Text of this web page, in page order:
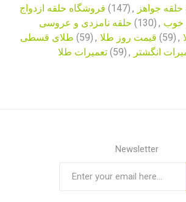
فروشگاه حلقه ازدواج (147) , جواهز
حلقه نامزدی و عروسی (130) , خوب
طلای قسطی (59) , قیمت روز طلا (59) ,
تعمیرات طلا (59) , انگشتر
Newsletter